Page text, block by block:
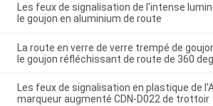
Les feux de signalisation de l'intense
le goujon en aluminium de route
La route en verre de verre trempé de
le goujon réfléchissant de route de 360
Les feux de signalisation en plastique de
marqueur augmenté CDN-D022 de trottoir